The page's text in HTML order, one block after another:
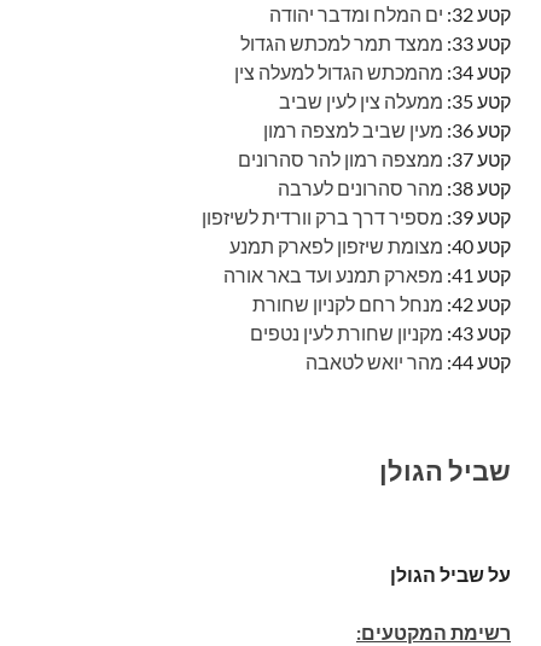
קטע 32:
ים המלח ומדבר יהודה
קטע 33:
ממצד תמר למכתש הגדול
קטע 34:
מהמכתש הגדול למעלה צין
קטע 35:
ממעלה צין לעין שביב
קטע 36:
מעין שביב למצפה רמון
קטע 37:
ממצפה רמון להר סהרונים
קטע 38:
מהר סהרונים לערבה
קטע 39:
מספיר דרך ברק וורדית לשיזפון
קטע 40:
מצומת שיזפון לפארק תמנע
קטע 41:
מפארק תמנע ועד באר אורה
קטע 42:
מנחל רחם לקניון שחורת
קטע 43:
מקניון שחורת לעין נטפים
קטע 44:
מהר יואש לטאבה
שביל הגולן
על שביל הגולן
רשימת המקטעים: